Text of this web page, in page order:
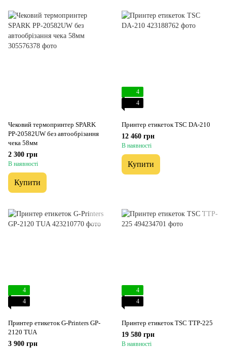
Чековий термопринтер SPARK
PP-20582UW без автообрізання
чека 58мм
2 300 грн
В наявності
Купити
4
4
Принтер етикеток TSC DА-210
12 460 грн
В наявності
Купити
4
4
Принтер етикеток G-Printers GP-
2120 TUA
3 900 грн
4
4
Принтер етикеток TSC TТP-225
19 580 грн
В наявності